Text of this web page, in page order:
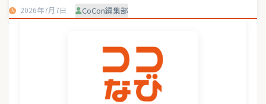
2026年7月7日 CoCon編集部